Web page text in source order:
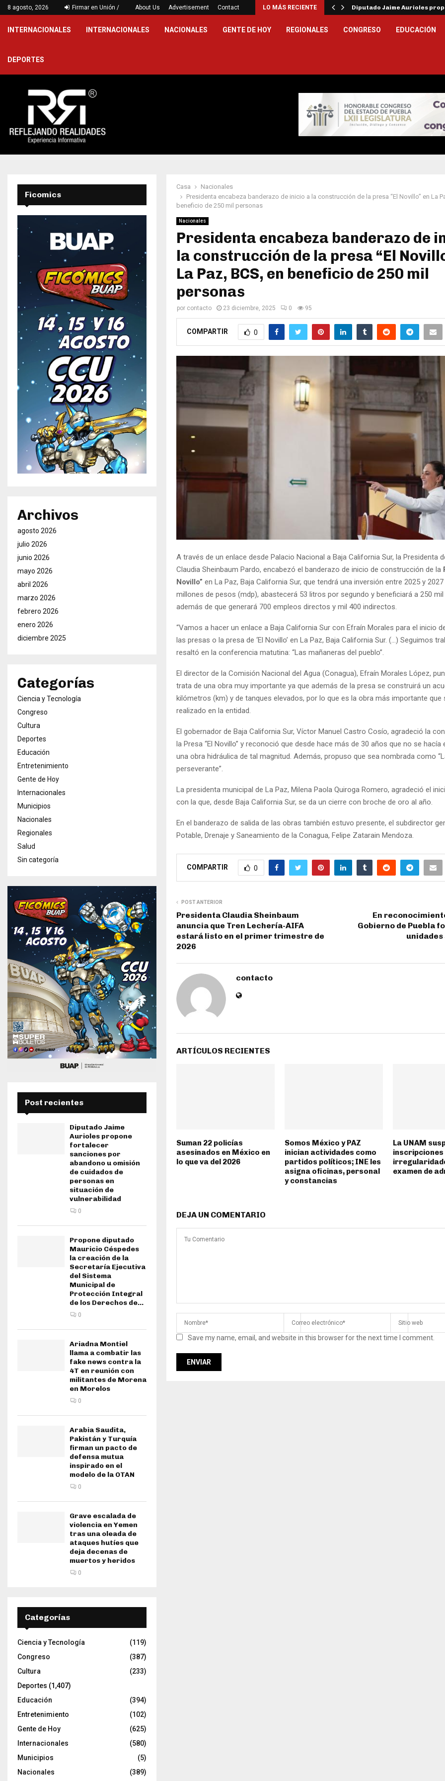
8 agosto, 2026 Firmar en Unión / About Us Advertisement Contact LO MÁS RECIENTE
Victoria jarocha en Puebla para cerrar la… Diputado Jaime Aurioles
INTERNACIONALES INTERNACIONALES NACIONALES GENTE DE HOY REGIONALES CONGRESO EDUCACIÓN
DEPORTES
Casa
Nacionales
Presidenta encabeza banderazo de inicio a la construcción de la presa “El Novillo” en La
beneficio de 250 mil personas
Nacionales
Presidenta encabeza banderazo de
la construcción de la presa “El
La Paz, BCS, en beneficio de 250 mil
personas
por contacto 23 diciembre, 2025 0 95
COMPARTIR 0
A través de un enlace desde Palacio Nacional a Baja California Sur, la Presidenta
Claudia Sheinbaum Pardo, encabezó el banderazo de inicio de construcción de la
Novillo” en La Paz, Baja California Sur, que tendrá una inversión entre 2025 y
millones de pesos (mdp), abastecerá 53 litros por segundo y beneficiará a 250
además de que generará 700 empleos directos y mil 400 indirectos.
“Vamos a hacer un enlace a Baja California Sur con Efraín Morales para el inicio
las presas o la presa de ‘El Novillo’ en La Paz, Baja California Sur. (…) Seguimos
resaltó en la conferencia matutina: “Las mañaneras del pueblo”.
El director de la Comisión Nacional del Agua (Conagua), Efraín Morales López,
trata de una obra muy importante ya que además de la presa se construirá un
kilómetros (km) y de tanques elevados, por lo que es la obra más importante que
realizado en la entidad.
El gobernador de Baja California Sur, Víctor Manuel Castro Cosío, agradeció la
la Presa “El Novillo” y reconoció que desde hace más de 30 años que no se hacía
una obra hidráulica de tal magnitud. Además, propuso que sea nombrada como
perseverante”.
La presidenta municipal de La Paz, Milena Paola Quiroga Romero, agradeció el
con la que, desde Baja California Sur, se da un cierre con broche de oro al año.
En el banderazo de salida de las obras también estuvo presente, el subdirector
Potable, Drenaje y Saneamiento de la Conagua, Felipe Zatarain Mendoza.
COMPARTIR 0
POST ANTERIOR
Presidenta Claudia Sheinbaum
anuncia que Tren Lechería-AIFA
estará listo en el primer trimestre de
2026
En
Gobierno de Puebla
unidades
contacto
ARTÍCULOS RECIENTES
Suman 22 policías
asesinados en México en
lo que va del 2026
Somos México y PAZ
inician actividades como
partidos políticos; INE les
asigna oficinas, personal
y constancias
La UNAM
examen de
DEJA UN COMENTARIO
Save my name, email, and website in this browser for the next time I comment.
Ficomics
Archivos
agosto 2026
julio 2026
junio 2026
mayo 2026
abril 2026
marzo 2026
febrero 2026
enero 2026
diciembre 2025
Categorías
Ciencia y Tecnología
Congreso
Cultura
Deportes
Educación
Entretenimiento
Gente de Hoy
Internacionales
Municipios
Nacionales
Regionales
Salud
Sin categoría
Post recientes
Diputado Jaime
Aurioles propone
fortalecer
sanciones por
abandono u omisión
de cuidados de
personas en
situación de
vulnerabilidad
0
Propone diputado
Mauricio Céspedes
la creación de la
Secretaría Ejecutiva
del Sistema
Municipal de
Protección Integral
de los Derechos de...
0
Ariadna Montiel
llama a combatir las
fake news contra la
4T en reunión con
militantes de Morena
en Morelos
0
Arabia Saudita,
Pakistán y Turquía
firman un pacto de
defensa mutua
inspirado en el
modelo de la OTAN
0
Grave escalada de
violencia en Yemen
tras una oleada de
ataques hutíes que
deja decenas de
muertos y heridos
0
Categorías
Ciencia y Tecnología
(119)
Congreso
(387)
Cultura
(233)
Deportes (1,407)
Educación
(394)
Entretenimiento
(102)
Gente de Hoy
(625)
Internacionales
(580)
Municipios
(5)
Nacionales
(389)